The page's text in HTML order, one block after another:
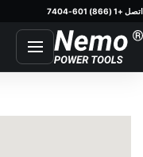
اتصل +1 (866) 601-7404
وكلاء وموزعو Nemo Power Tools